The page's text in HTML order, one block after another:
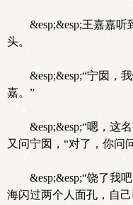
&esp;&esp;王嘉嘉
头。
&esp;&esp;“宁囡，
嘉。”
&esp;&esp;“嗯，这
又问宁囡，“对了，你问
&esp;&esp;“饶了我
海闪过两个人面孔，自